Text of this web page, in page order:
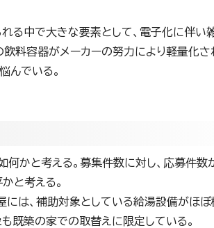
る中で大きな要素として、電子化に伴い
料容器がメーカーの努力により軽量化さ
んでいる。
かと考える。募集件数に対し、応募件数
と考える。
には、補助対象としている給湯設備がほ
既築の家での取替えに限定している。